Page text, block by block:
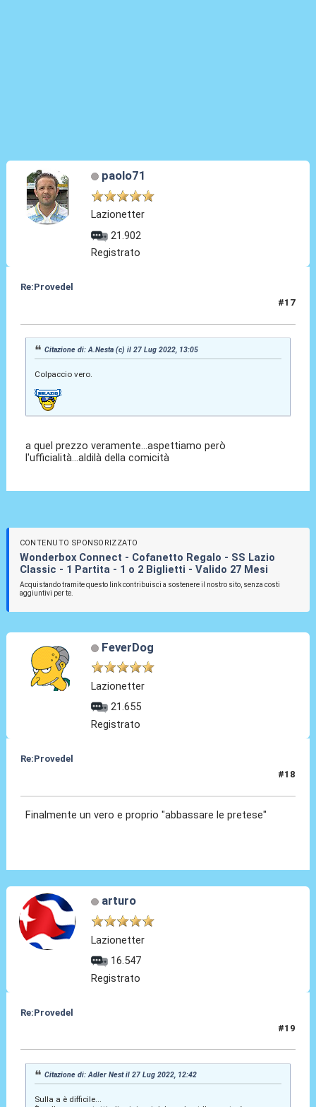
paolo71
Lazionetter
21.902
Registrato
Re:Provedel
#17
Citazione di: A.Nesta (c) il 27 Lug 2022, 13:05
Colpaccio vero.
a quel prezzo veramente...aspettiamo però
l'ufficialità...aldilà della comicità
CONTENUTO SPONSORIZZATO
Wonderbox Connect - Cofanetto Regalo - SS Lazio
Classic - 1 Partita - 1 o 2 Biglietti - Valido 27 Mesi
Acquistando tramite questo link contribuisci a sostenere il nostro sito, senza costi
aggiuntivi per te.
FeverDog
Lazionetter
21.655
Registrato
Re:Provedel
#18
Finalmente un vero e proprio "abbassare le pretese"
arturo
Lazionetter
16.547
Registrato
Re:Provedel
#19
Citazione di: Adler Nest il 27 Lug 2022, 12:42
Sulla a è difficile...